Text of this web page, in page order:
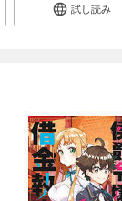
試し読み